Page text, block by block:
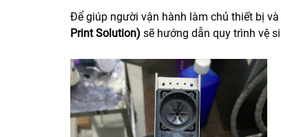
Để giúp người vận hành làm chủ thiết bị
Print Solution) sẽ hướng dẫn quy trình vệ